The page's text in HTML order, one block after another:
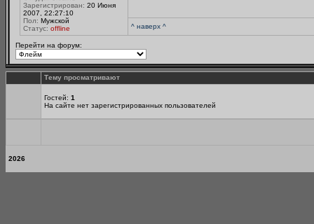
Зарегистрирован: 20 Июня
2007, 22:27:10
Пол: Мужской
Статус: offline ^ наверх ^
Перейти на форум:
Тему просматривают
Гостей: 1
На сайте нет зарегистрированных пользователей
2026